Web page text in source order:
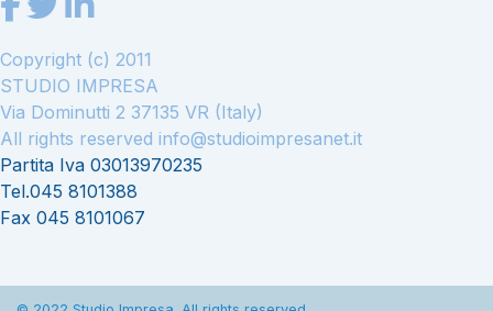
Copyright (c) 2011
STUDIO IMPRESA
Via Dominutti 2 37135 VR (Italy)
All rights reserved info@studioimpresanet.it
Partita Iva 03013970235
Tel.045 8101388
Fax 045 8101067